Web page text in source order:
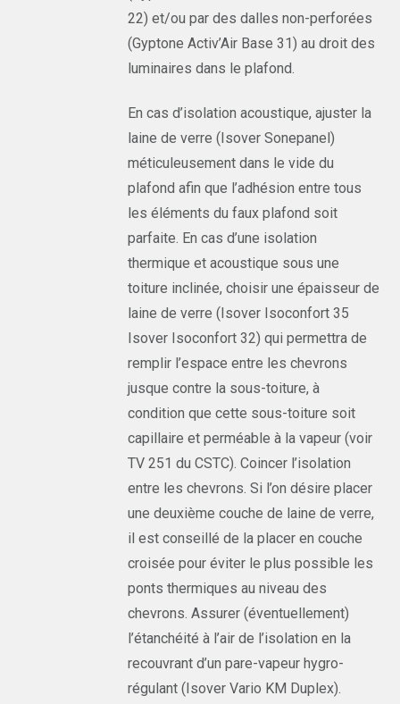
22) et/ou par des dalles non-perforées
(Gyptone Activ’Air Base 31) au droit des
luminaires dans le plafond.
En cas d’isolation acoustique, ajuster la
laine de verre (Isover Sonepanel)
méticuleusement dans le vide du
plafond afin que l’adhésion entre tous
les éléments du faux plafond soit
parfaite. En cas d’une isolation
thermique et acoustique sous une
toiture inclinée, choisir une épaisseur de
laine de verre (Isover Isoconfort 35
Isover Isoconfort 32) qui permettra de
remplir l’espace entre les chevrons
jusque contre la sous-toiture, à
condition que cette sous-toiture soit
capillaire et perméable à la vapeur (voir
TV 251 du CSTC). Coincer l’isolation
entre les chevrons. Si l’on désire placer
une deuxième couche de laine de verre,
il est conseillé de la placer en couche
croisée pour éviter le plus possible les
ponts thermiques au niveau des
chevrons. Assurer (éventuellement)
l’étanchéité à l’air de l’isolation en la
recouvrant d’un pare-vapeur hygro-
régulant (Isover Vario KM Duplex).